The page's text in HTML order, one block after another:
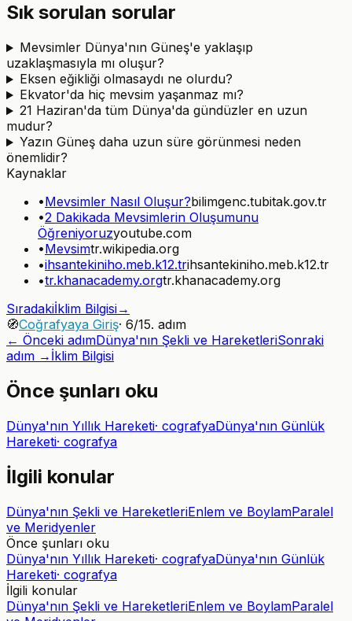
Sık sorulan sorular
Mevsimler Dünya'nın Güneş'e yaklaşıp
uzaklaşmasıyla mı oluşur?
Eksen eğikliği olmasaydı ne olurdu?
Ekvator'da hiç mevsim yaşanmaz mı?
21 Haziran'da tüm Dünya'da gündüzler en uzun
mudur?
Yazın Güneş daha uzun süre görünmesi neden
önemlidir?
Kaynaklar
•Mevsimler Nasıl Oluşur?bilimgenc.tubitak.gov.tr
•2 Dakikada Mevsimlerin Oluşumunu
Öğreniyoruzyoutube.com
•Mevsimtr.wikipedia.org
•ihsantekiniho.meb.k12.trihsantekiniho.meb.k12.tr
•tr.khanacademy.orgtr.khanacademy.org
Sıradakiİklim Bilgisi→
🧭Coğrafyaya Giriş· 6/15. adım
← Önceki adımDünya'nın Şekli ve HareketleriSonraki
adım → İklim Bilgisi
Önce şunları oku
Dünya'nın Yıllık Hareketi· cografyaDünya'nın Günlük
Hareketi· cografya
İlgili konular
Dünya'nın Şekli ve HareketleriEnlem ve BoylamParalel
ve Meridyenler
Önce şunları oku
Dünya'nın Yıllık Hareketi· cografyaDünya'nın Günlük
Hareketi· cografya
İlgili konular
Dünya'nın Şekli ve HareketleriEnlem ve BoylamParalel